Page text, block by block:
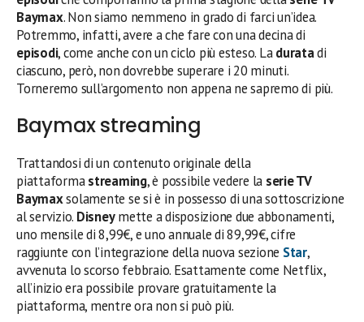
Baymax. Non siamo nemmeno in grado di farci un’idea.
Potremmo, infatti, avere a che fare con una decina di
episodi, come anche con un ciclo più esteso. Laduratadi
ciascuno, però, non dovrebbe superare i 20 minuti.
Torneremo sull’argomento non appena ne sapremo di più.
Baymax streaming
Trattandosi di un contenuto originale della
piattaformastreaming, è possibile vedere la serie TV
Baymaxsolamente se si è in possesso di una sottoscrizione
al servizio. Disneymette a disposizione due abbonamenti,
uno mensile di 8,99€, e uno annuale di 89,99€, cifre
raggiunte con l’integrazione della nuova sezione Star,
avvenuta lo scorso febbraio. Esattamente come Netflix,
all’inizio era possibile provare gratuitamente la
piattaforma, mentre ora non si può più.